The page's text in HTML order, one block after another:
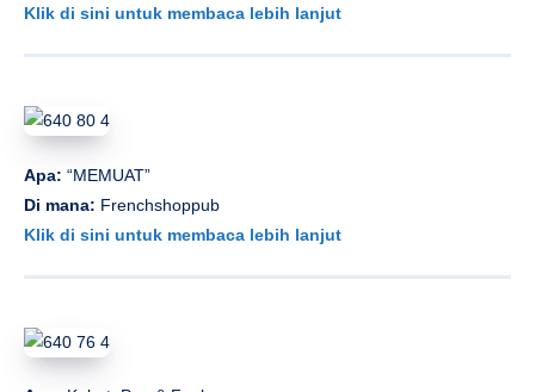
Klik di sini untuk membaca lebih lanjut
Apa: “MEMUAT”
Di mana: Frenchshoppub
Klik di sini untuk membaca lebih lanjut